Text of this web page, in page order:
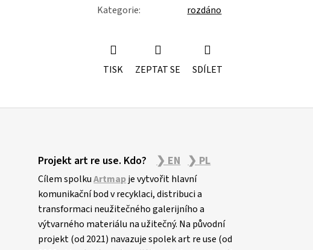
Kategorie: rozdáno
TISK ZEPTAT SE SDÍLET
Projekt art re use. Kdo? ❯ EN ❯ PL
Cílem spolkuArtmapje vytvořit hlavní
komunikační bod v recyklaci, distribuci a
transformaci neužitečného galerijního a
výtvarného materiálu na užitečný. Na původní
projekt (od 2021) navazuje spolek art re use (od